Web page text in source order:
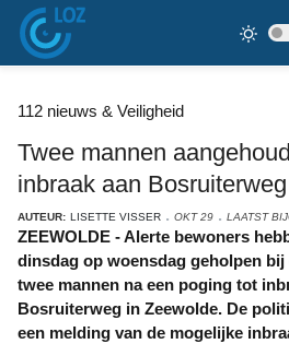
112 nieuws & Veiligheid
Twee mannen
inbraak aan Bosruiterweg
AUTEUR: LISETTE VISSER OKT 29 LAATST
ZEEWOLDE - Alerte bewoners hebben in de nacht van
dinsdag op woensdag geholpen
twee mannen na een poging tot
Bosruiterweg in Zeewolde. De
een melding van de mogelijke